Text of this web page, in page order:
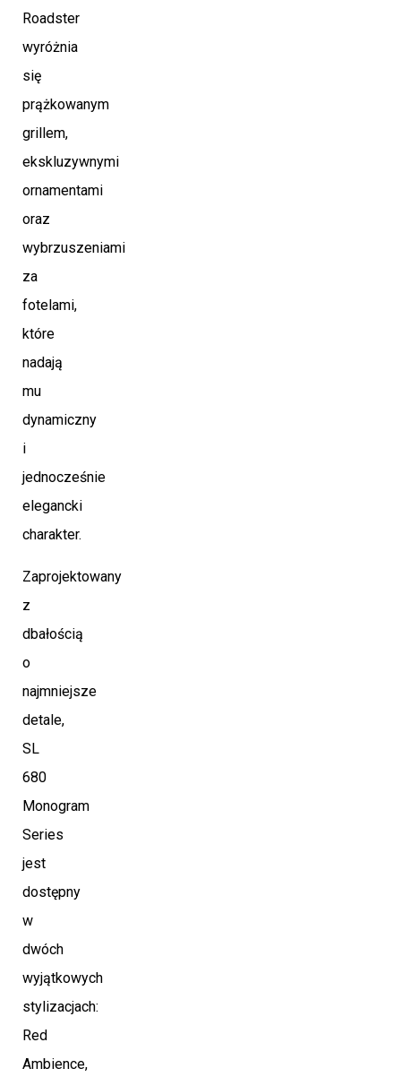
Roadster
wyróżnia
się
prążkowanym
grillem,
ekskluzywnymi
ornamentami
oraz
wybrzuszeniami
za
fotelami,
które
nadają
mu
dynamiczny
i
jednocześnie
elegancki
charakter.
Zaprojektowany
z
dbałością
o
najmniejsze
detale,
SL
680
Monogram
Series
jest
dostępny
w
dwóch
wyjątkowych
stylizacjach:
Red
Ambience,